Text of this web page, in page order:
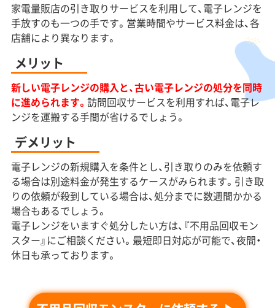
家電量販店の引き取りサービスを利用して、電子レンジを
手放すのも一つの手です。営業時間やサービス料金は、各
店舗により異なります。
メリット
新しい電子レンジの購入と、古い電子レンジの処分を同時
に進められます。 訪問回収サービスを利用すれば、電子レ
ンジを運搬する手間が省けるでしょう。
デメリット
電子レンジの新規購入を条件とし、引き取りのみを依頼す
る場合は別途料金が発生するケースがみられます。引き取
りの依頼が殺到している場合は、処分までに数週間かかる
場合もあるでしょう。
電子レンジをいますぐ処分したい方は、『不用品回収モン
スター』にご相談ください。最短即日対応が可能で、夜間・
休日も承っております。